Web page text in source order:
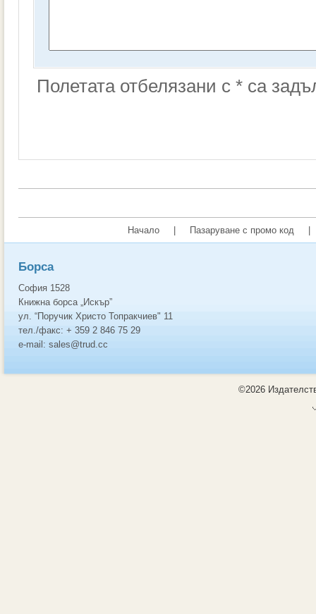
Полетата отбелязани с * са
Начало Пазаруване с промо код
Борса
София 1528
Книжна борса „Искър”
ул. “Поручик Христо Топракчиев" 11
тел./факс: + 359 2 846 75 29
e-mail: sales@trud.cc
©2026